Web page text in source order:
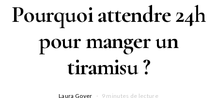
Pourquoi attendre 24h
pour manger un
tiramisu ?
Laura Goyer 9 minutes de lecture